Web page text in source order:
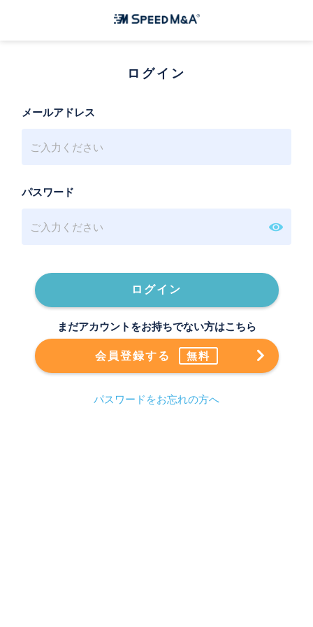
ログイン
メールアドレス
パスワード
ログイン
まだアカウントをお持ちでない方はこちら
会員登録する 無料
パスワードをお忘れの方へ